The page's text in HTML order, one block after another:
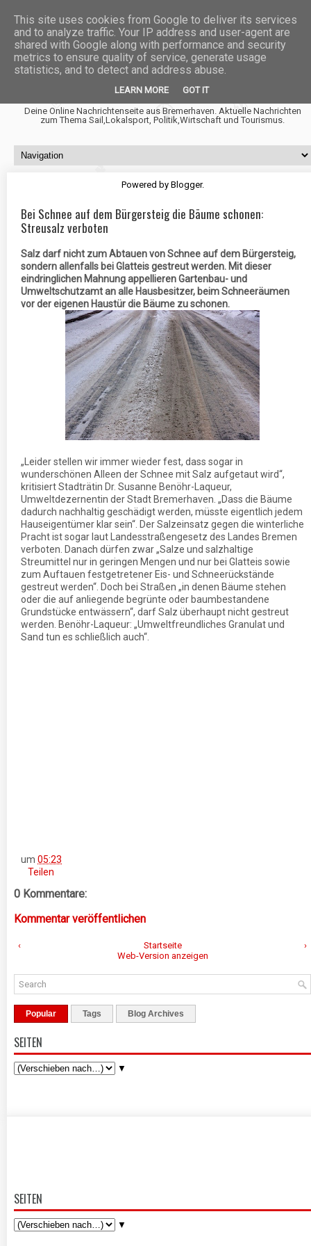
Fischtown News
Deine Online Nachrichtenseite aus Bremerhaven. Aktuelle Nachrichten
zum Thema Sail,Lokalsport, Politik,Wirtschaft und Tourismus.
Powered by Blogger.
Bei Schnee auf dem Bürgersteig die Bäume schonen:
Streusalz verboten
Salz darf nicht zum Abtauen von Schnee auf dem Bürgersteig,
sondern allenfalls bei Glatteis gestreut werden. Mit dieser
eindringlichen Mahnung appellieren Gartenbau- und
Umweltschutzamt an alle Hausbesitzer, beim Schneeräumen
vor der eigenen Haustür die Bäume zu schonen.
„Leider stellen wir immer wieder fest, dass sogar in
wunderschönen Alleen der Schnee mit Salz aufgetaut wird“,
kritisiert Stadträtin Dr. Susanne Benöhr-Laqueur,
Umweltdezernentin der Stadt Bremerhaven. „Dass die Bäume
dadurch nachhaltig geschädigt werden, müsste eigentlich jedem
Hauseigentümer klar sein“. Der Salzeinsatz gegen die winterliche
Pracht ist sogar laut Landesstraßengesetz des Landes Bremen
verboten. Danach dürfen zwar „Salze und salzhaltige
Streumittel nur in geringen Mengen und nur bei Glatteis sowie
zum Auftauen festgetretener Eis- und Schneerückstände
gestreut werden“. Doch bei Straßen „in denen Bäume stehen
oder die auf anliegende begrünte oder baumbestandene
Grundstücke entwässern“, darf Salz überhaupt nicht gestreut
werden. Benöhr-Laqueur: „Umweltfreundliches Granulat und
Sand tun es schließlich auch“.
um 05:23
Teilen
0 Kommentare:
Kommentar veröffentlichen
‹ ›
Startseite
Web-Version anzeigen
Popular Tags Blog Archives
SEITEN
▼
SEITEN
▼
This site uses cookies from Google to deliver its services
and to analyze traffic. Your IP address and user-agent are
shared with Google along with performance and security
metrics to ensure quality of service, generate usage
statistics, and to detect and address abuse.
LEARN MORE GOT IT